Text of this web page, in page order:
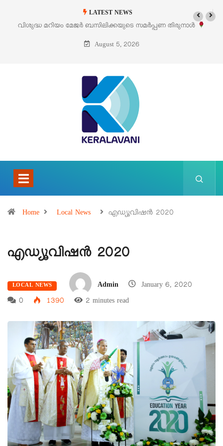
LATEST NEWS
മറിയം മേജർ ബസിലിക്കയുടെ സമർപ്പണ തിരുനാൾ
ഓഗസ്റ്റ് 5 –
August 5, 2026
Home Local News എഡ്യൂവിഷൻ 2020
എഡ്യൂവിഷൻ 2020
LOCAL NEWS Admin
January 6, 2020
0
1390 2 minutes read